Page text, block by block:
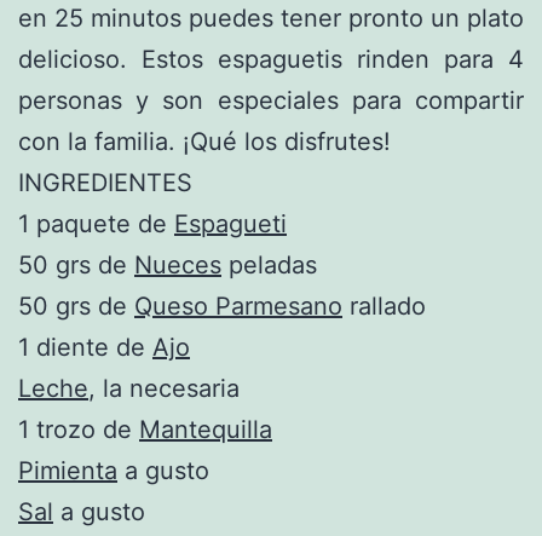
en 25 minutos puedes tener pronto un plato
delicioso. Estos espaguetis rinden para 4
personas y son especiales para compartir
con la familia. ¡Qué los disfrutes!
INGREDIENTES
1 paquete de Espagueti
50 grs de Nueces peladas
50 grs de Queso Parmesano rallado
1 diente de Ajo
Leche, la necesaria
1 trozo de Mantequilla
Pimienta a gusto
Sal a gusto